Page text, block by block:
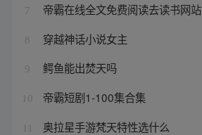
7 帝霸在线全文免费阅读去读书网站
8 穿越神话小说女主
9 鳄鱼能出焚天吗
10 帝霸短剧1-100集合集
奥拉星手游梵天特性选什么